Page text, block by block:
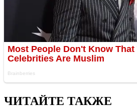
ЧИТАЙТЕ ТАКЖЕ